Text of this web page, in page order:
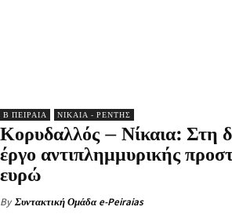
Β ΠΕΙΡΑΙΑ ΝΙΚΑΙΑ - ΡΕΝΤΗΣ
Κορυδαλλός – Νίκαια: Στη
έργο αντιπλημμυρικής
ευρώ
By Συντακτική Ομάδα e-Peiraias